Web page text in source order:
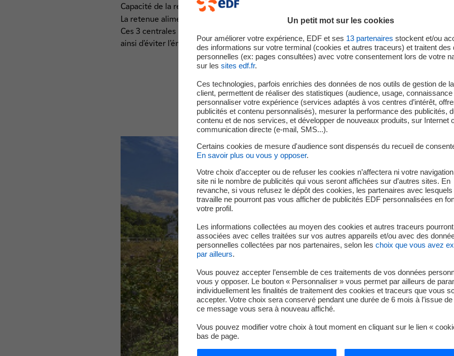
Capacité de la retenue d’eau : 20 000 m
La retenue alimente 3 centrales hydroélectriques : Pont de Claix, Drac inférieur et le Rondeau
Ces 3 centrales permettent de produire en moyenne l’équivalent de la consommation
ainsi d’éviter l’émission de 117 000 tonnes de CO2.
Le barrage de Saut du Moine
Un petit mot sur les cookies
Pour améliorer votre expérience, EDF et ses 13 partenaires stockent et/ou
des informations sur votre terminal (cookies et autres traceurs) et traitent des
personnelles (ex: pages consultées) avec votre consentement lors de votre
sur les sites edf.fr.
Ces technologies, parfois enrichies des données de nos outils de gestion de
client, permettent de réaliser des statistiques (audience, usage,
personnaliser votre expérience (services adaptés à vos centres d’intérêt,
publicités et contenu personnalisés), mesurer la performance des publicités,
contenu et de nos services, et développer de nouveaux produits, sur Internet
communication directe (e-mail, SMS...).
Certains cookies de mesure d'audience sont dispensés du recueil de
En savoir plus ou vous y opposer.
Votre choix d’accepter ou de refuser les cookies n’affectera ni votre
site ni le nombre de publicités qui vous seront affichées sur d’autres sites. En
revanche, si vous refusez le dépôt des cookies, les partenaires avec
travaille ne pourront pas vous afficher de publicités EDF personnalisées en
votre profil.
Les informations collectées au moyen des cookies et autres traceurs
associées avec celles traitées sur vos autres appareils et/ou avec des
personnelles collectées par nos partenaires, selon les choix que vous avez
par ailleurs.
Vous pouvez accepter l’ensemble de ces traitements de vos données
vous y opposer. Le bouton « Personnaliser » vous permet par ailleurs de
individuellement les finalités de traitement des cookies et traceurs que vous
accepter. Votre choix sera conservé pendant une durée de 6 mois à l’issue de
ce message vous sera à nouveau affiché.
Vous pouvez modifier votre choix à tout moment en cliquant sur le lien «
bas de page.